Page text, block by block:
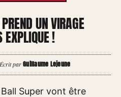
UN VIRAGE
EXPLIQUE !
Écrit parGuillaume Lejeune
Super vont être